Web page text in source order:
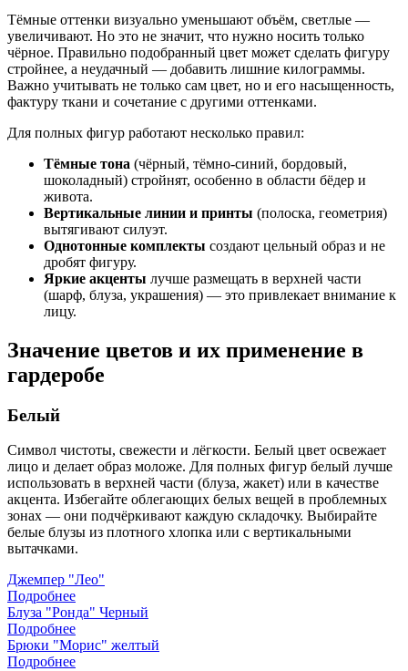
Тёмные оттенки визуально уменьшают объём, светлые —
увеличивают. Но это не значит, что нужно носить только
чёрное. Правильно подобранный цвет может сделать фигуру
стройнее, а неудачный — добавить лишние килограммы.
Важно учитывать не только сам цвет, но и его насыщенность,
фактуру ткани и сочетание с другими оттенками.
Для полных фигур работают несколько правил:
Тёмные тона (чёрный, тёмно-синий, бордовый,
шоколадный) стройнят, особенно в области бёдер и
живота.
Вертикальные линии и принты (полоска, геометрия)
вытягивают силуэт.
Однотонные комплекты создают цельный образ и не
дробят фигуру.
Яркие акценты лучше размещать в верхней части
(шарф, блуза, украшения) — это привлекает внимание к
лицу.
Значение цветов и их применение в
гардеробе
Белый
Символ чистоты, свежести и лёгкости. Белый цвет освежает
лицо и делает образ моложе. Для полных фигур белый лучше
использовать в верхней части (блуза, жакет) или в качестве
акцента. Избегайте облегающих белых вещей в проблемных
зонах — они подчёркивают каждую складочку. Выбирайте
белые блузы из плотного хлопка или с вертикальными
вытачками.
Джемпер "Лео"
Подробнее
Блуза "Ронда" Черный
Подробнее
Брюки "Морис" желтый
Подробнее